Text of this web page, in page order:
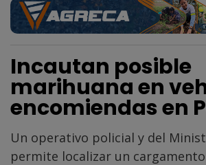
Incautan posible
marihuana en
encomiendas en
Un operativo policial y del
permite localizar un